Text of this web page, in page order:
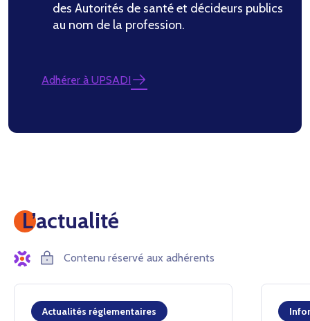
des Autorités de santé et décideurs publics
au nom de la profession.
Adhérer à UPSADI
L’actualité
Contenu réservé aux adhérents
Actualités réglementaires